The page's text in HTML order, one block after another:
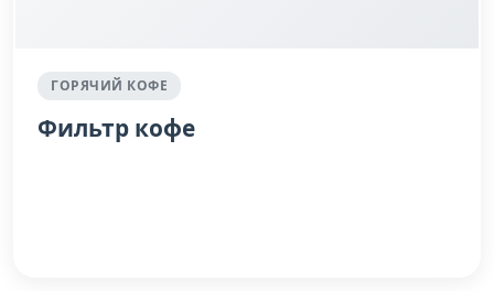
ГОРЯЧИЙ КОФЕ
Фильтр кофе